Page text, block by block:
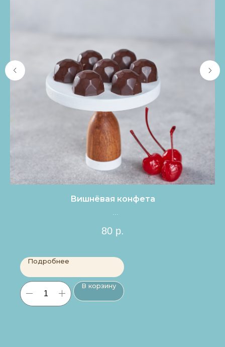
Вишнёвая конфета
80 р.
Подробнее
В корзину